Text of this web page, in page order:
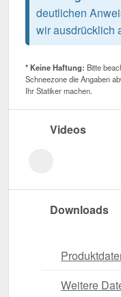
deutlichen
wir ausdrücklich
* Keine Haftung: Bitte
Schneezone die Angaben
Ihr Statiker machen.
Videos
Downloads
Weitere